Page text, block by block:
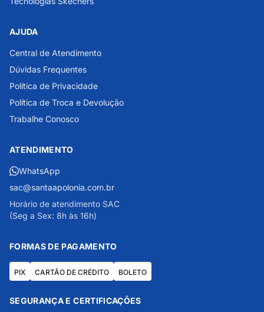
AJUDA
Central de Atendimento
Dúvidas Frequentes
Política de Privacidade
Política de Troca e Devolução
Trabalhe Conosco
ATENDIMENTO
WhatsApp
sac@santaapolonia.com.br
Horário de atendimento SAC
(Seg a Sex: 8h às 16h)
FORMAS DE PAGAMENTO
PIX CARTÃO DE CRÉDITO BOLETO
SEGURANÇA E CERTIFICAÇÕES